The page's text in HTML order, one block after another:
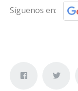
Síguenos en: